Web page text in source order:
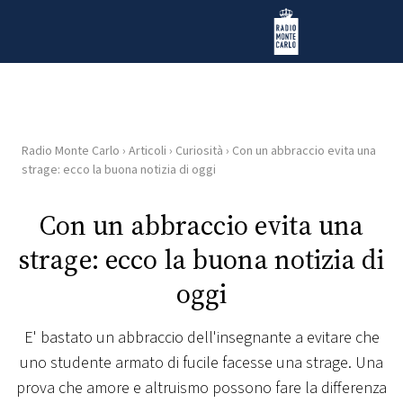
Radio Monte Carlo
HOME
RADIO
WEB
RADIO
PLAYLIST
NEWS
Radio Monte Carlo › Articoli › Curiosità › Con un abbraccio evita una
strage: ecco la buona notizia di oggi
Con un abbraccio evita una
strage: ecco la buona notizia di
oggi
E' bastato un abbraccio dell'insegnante a evitare che
uno studente armato di fucile facesse una strage. Una
prova che amore e altruismo possono fare la differenza